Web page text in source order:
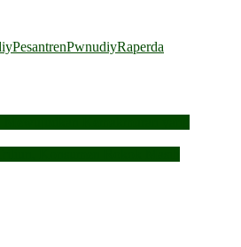
PesantrenPwnudiyRaperda